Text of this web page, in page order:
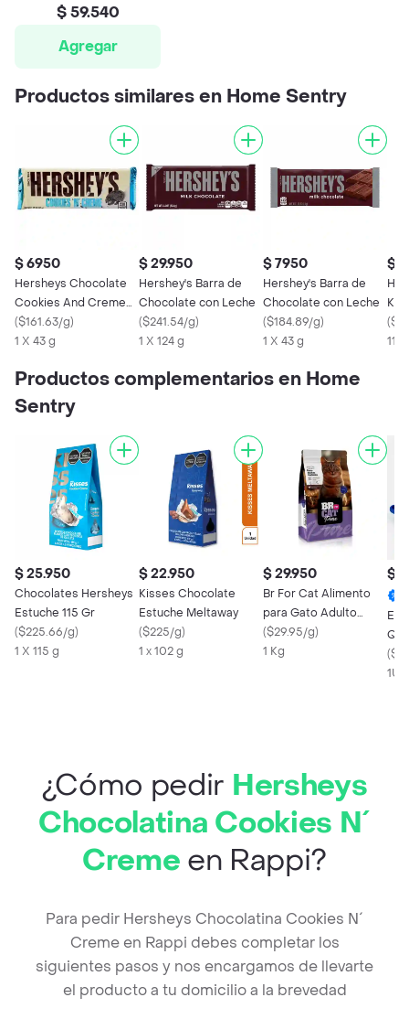
$ 59.540
Agregar
Productos similares en Home Sentry
$ 6950
Hersheys Chocolate
Cookies And Creme
43 Gr
($161.63/g)
1 X 43 g
$ 29.950
Hershey's Barra de
Chocolate con Leche
($241.54/g)
1 X 124 g
$ 7950
Hershey's Barra de
Chocolate con Leche
($184.89/g)
1 X 43 g
$
(
115
Productos complementarios en Home
Sentry
$ 25.950
Chocolates Hersheys
Estuche 115 Gr
($225.66/g)
1 X 115 g
$ 22.950
Kisses Chocolate
Estuche Meltaway
($225/g)
1 x 102 g
$ 29.950
Br For Cat Alimento
para Gato Adulto
Castrado Sabor Pollo
($29.95/g)
1 Kg
$
(
¿Cómo pedir Hersheys
Chocolatina Cookies N´
Creme en Rappi?
Para pedir Hersheys Chocolatina Cookies N´
Creme en Rappi debes completar los
siguientes pasos y nos encargamos de llevarte
el producto a tu domicilio a la brevedad